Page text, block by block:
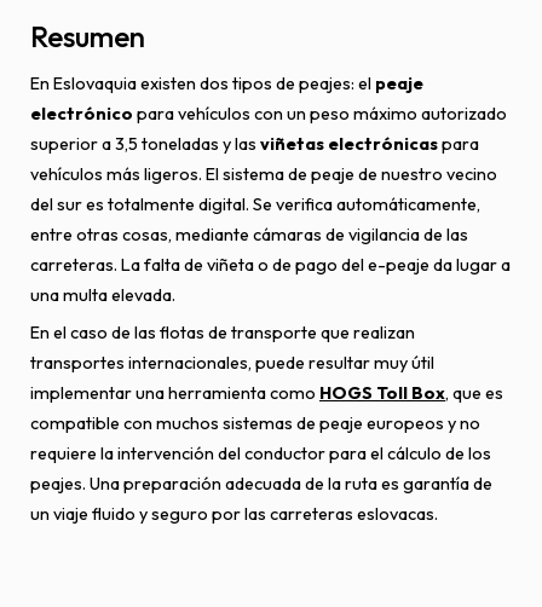
Resumen
En Eslovaquia existen dos tipos de peajes: el peaje
electrónico para vehículos con un peso máximo autorizado
superior a 3,5 toneladas y las viñetas electrónicaspara
vehículos más ligeros. El sistema de peaje de nuestro vecino
del sur es totalmente digital. Se verifica automáticamente,
entre otras cosas, mediante cámaras de vigilancia de las
carreteras. La falta de viñeta o de pago del e-peaje da lugar a
una multa elevada.
En el caso de las flotas de transporte que realizan
transportes internacionales, puede resultar muy útil
implementar una herramienta como HOGS Toll Box, que es
compatible con muchos sistemas de peaje europeos y no
requiere la intervención del conductor para el cálculo de los
peajes. Una preparación adecuada de la ruta es garantía de
un viaje fluido y seguro por las carreteras eslovacas.